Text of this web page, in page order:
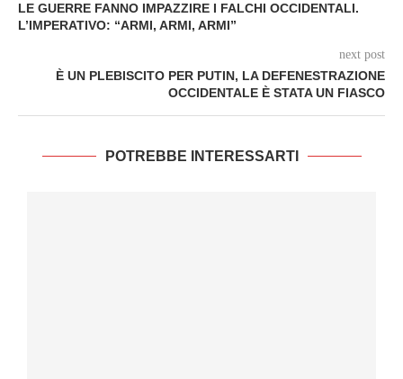
LE GUERRE FANNO IMPAZZIRE I FALCHI OCCIDENTALI.
L’IMPERATIVO: “ARMI, ARMI, ARMI”
next post
È UN PLEBISCITO PER PUTIN, LA DEFENESTRAZIONE
OCCIDENTALE È STATA UN FIASCO
POTREBBE INTERESSARTI